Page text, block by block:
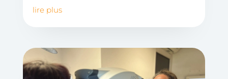
lire plus